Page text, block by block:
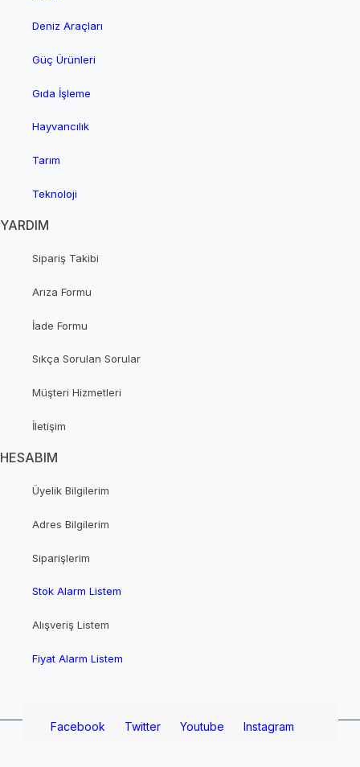
Deniz Araçları
Güç Ürünleri
Gıda İşleme
Hayvancılık
Tarım
Teknoloji
YARDIM
Sipariş Takibi
Arıza Formu
İade Formu
Sıkça Sorulan Sorular
Müşteri Hizmetleri
İletişim
HESABIM
Üyelik Bilgilerim
Adres Bilgilerim
Siparişlerim
Stok Alarm Listem
Alışveriş Listem
Fiyat Alarm Listem
Facebook Twitter Youtube Instagram